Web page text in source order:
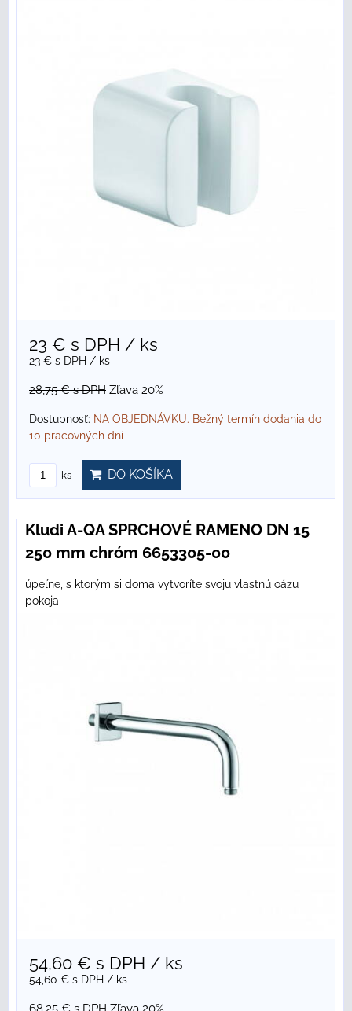
23 € s DPH / ks
23 € s DPH / ks
28,75 €s DPH Zľava 20%
Dostupnosť: NA OBJEDNÁVKU. Bežný termín dodania do
10 pracovných dní
ks DO KOŠÍKA
Kludi A-QA SPRCHOVÉ RAMENO DN 15
250 mm chróm 6653305-00
úpeľne, s ktorým si doma vytvoríte svoju vlastnú oázu
pokoja
54,60 € s DPH / ks
54,60 € s DPH / ks